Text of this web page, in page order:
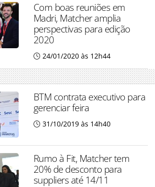
Com boas reuniões em
Madri, Matcher amplia
perspectivas para edição
2020
24/01/2020 às 12h44
BTM contrata executivo para
gerenciar feira
31/10/2019 às 14h40
Rumo à Fit, Matcher tem
20% de desconto para
suppliers até 14/11